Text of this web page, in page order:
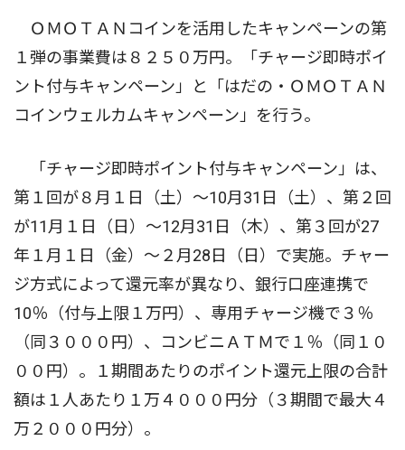
ＯＭＯＴＡＮコインを活用したキャンペーンの第
１弾の事業費は８２５０万円。「チャージ即時ポイ
ント付与キャンペーン」と「はだの・ＯＭＯＴＡＮ
コインウェルカムキャンペーン」を行う。
「チャージ即時ポイント付与キャンペーン」は、
第１回が８月１日（土）〜10月31日（土）、第２回
が11月１日（日）〜12月31日（木）、第３回が27
年１月１日（金）〜２月28日（日）で実施。チャー
ジ方式によって還元率が異なり、銀行口座連携で
10％（付与上限１万円）、専用チャージ機で３％
（同３０００円）、コンビニＡＴＭで１％（同１０
００円）。１期間あたりのポイント還元上限の合計
額は１人あたり１万４０００円分（３期間で最大４
万２０００円分）。